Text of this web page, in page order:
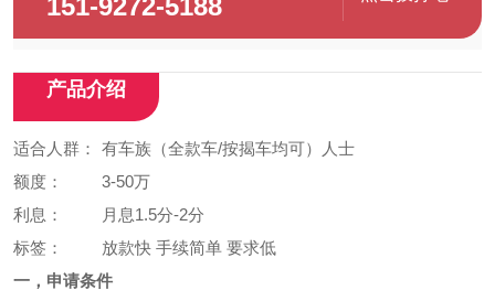
151-9272-5188
产品介绍
适合人群：
有车族（全款车/按揭车均可）人士
额度：
3-50万
利息：
月息1.5分-2分
标签：
放款快 手续简单 要求低
一，申请条件